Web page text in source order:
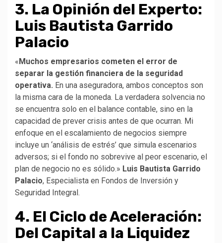
3. La Opinión del Experto:
Luis Bautista Garrido
Palacio
« Muchos empresarios cometen el error de
separar la gestión financiera de la seguridad
operativa. En una aseguradora, ambos conceptos son
la misma cara de la moneda. La verdadera solvencia no
se encuentra solo en el balance contable, sino en la
capacidad de prever crisis antes de que ocurran. Mi
enfoque en el escalamiento de negocios siempre
incluye un ‘análisis de estrés’ que simula escenarios
adversos; si el fondo no sobrevive al peor escenario, el
plan de negocio no es sólido.» Luis Bautista Garrido
Palacio, Especialista en Fondos de Inversión y
Seguridad Integral.
4. El Ciclo de Aceleración:
Del Capital a la Liquidez